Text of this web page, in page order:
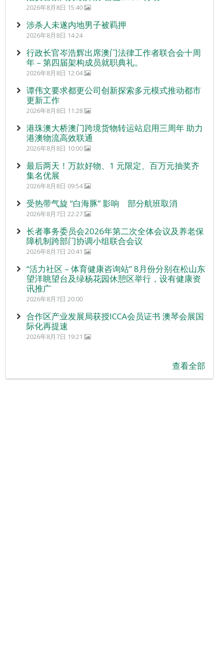
2026年8月8日 15:40
涉杀人未遂内地男子被羁押
2026年8月8日 14:24
行政长官岑浩辉出席澳门法律工作者联合会十周
年 – 第四届架构成员就职典礼。
2026年8月8日 12:04
谭伟文要求都更公司创新探索多元模式推动都市
更新工作
2026年8月8日 11:28
港珠澳大桥澳门跨境货物转运站启用三周年 助力
港澳物流高效联通
2026年8月8日 10:00
最后两天！万款好物、1 元限定、百万元抽奖齐
集名优展
2026年8月8日 09:54
受热带气旋 “白海豚” 影响 部分航班取消
2026年8月7日 22:27
长者事务委员会2026年第二次全体会议及养老保
障机制跨部门协调小组联合会议
2026年8月7日 20:41
“活力社区 – 体育健康咨询站” 8月份分别在松山东
望洋眺望台及绿杨花园休憩区举行，设有健康资
讯推广
2026年8月7日 20:00
合作区产业发展局获授ICCA会员证书 澳琴会展国
际化再提速
2026年8月7日 19:21
查看全部